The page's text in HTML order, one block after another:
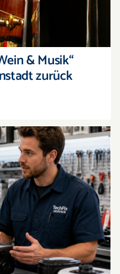
& Musik“
zurück
sich jetzt im